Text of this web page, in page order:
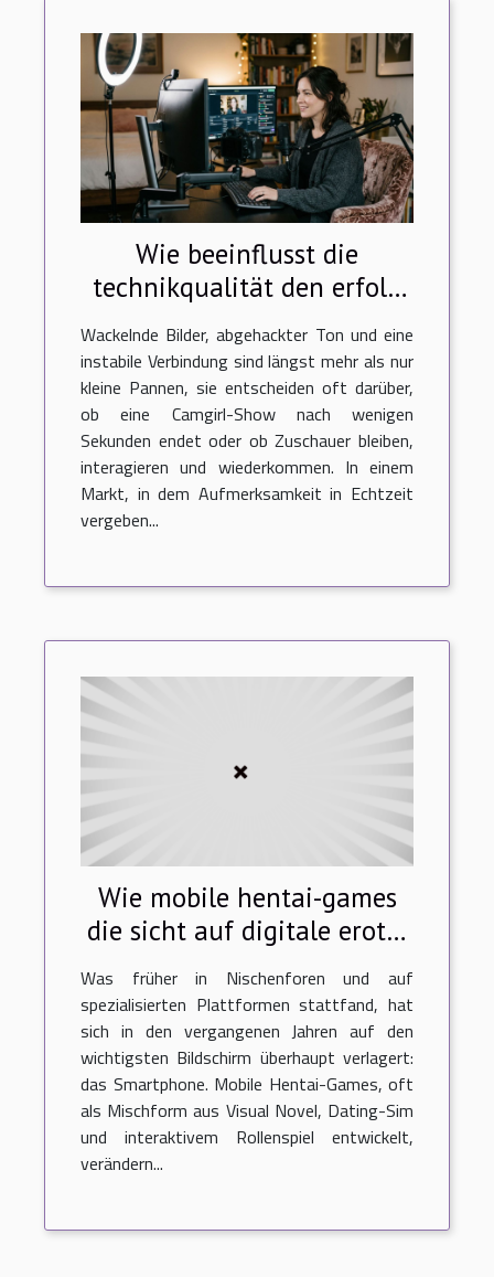
Wie beeinflusst die
technikqualität den erfolg
einer camgirl-show?
Wackelnde Bilder, abgehackter Ton und eine
instabile Verbindung sind längst mehr als nur
kleine Pannen, sie entscheiden oft darüber,
ob eine Camgirl-Show nach wenigen
Sekunden endet oder ob Zuschauer bleiben,
interagieren und wiederkommen. In einem
Markt, in dem Aufmerksamkeit in Echtzeit
vergeben...
Wie mobile hentai-games
die sicht auf digitale erotik
verändern
Was früher in Nischenforen und auf
spezialisierten Plattformen stattfand, hat
sich in den vergangenen Jahren auf den
wichtigsten Bildschirm überhaupt verlagert:
das Smartphone. Mobile Hentai-Games, oft
als Mischform aus Visual Novel, Dating-Sim
und interaktivem Rollenspiel entwickelt,
verändern...